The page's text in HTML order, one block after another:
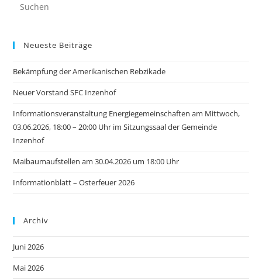
Neueste Beiträge
Bekämpfung der Amerikanischen Rebzikade
Neuer Vorstand SFC Inzenhof
Informationsveranstaltung Energiegemeinschaften am Mittwoch,
03.06.2026, 18:00 – 20:00 Uhr im Sitzungssaal der Gemeinde
Inzenhof
Maibaumaufstellen am 30.04.2026 um 18:00 Uhr
Informationblatt – Osterfeuer 2026
Archiv
Juni 2026
Mai 2026